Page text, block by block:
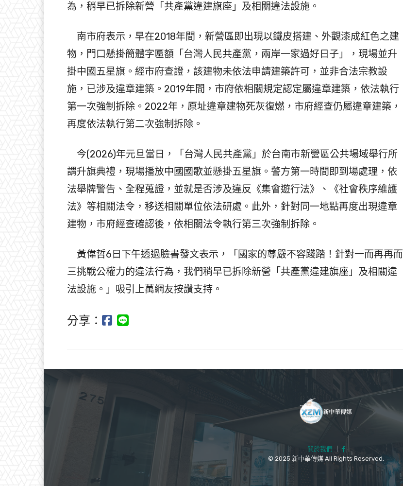
為，稍早已拆除新營「共產黨違建旗座」及相關違法設施。
南市府表示，早在2018年間，新營區即出現以鐵皮搭建、外觀漆成紅色之建
物，門口懸掛簡體字匾額「台灣人民共產黨，兩岸一家過好日子」，現場並升
掛中國五星旗。經市府查證，該建物未依法申請建築許可，並非合法宗教設
施，已涉及違章建築。2019年間，市府依相關規定認定屬違章建築，依法執行
第一次強制拆除。2022年，原址違章建物死灰復燃，市府經查仍屬違章建築，
再度依法執行第二次強制拆除。
今(2026)年元旦當日，「台灣人民共產黨」於台南市新營區公共場域舉行所
謂升旗典禮，現場播放中國國歌並懸掛五星旗。警方第一時間即到場處理，依
法舉牌警告、全程蒐證，並就是否涉及違反《集會遊行法》、《社會秩序維護
法》等相關法令，移送相關單位依法研處。此外，針對同一地點再度出現違章
建物，市府經查確認後，依相關法令執行第三次強制拆除。
黃偉哲6日下午透過臉書發文表示，「國家的尊嚴不容踐踏！針對一而再再而
三挑戰公權力的違法行為，我們稍早已拆除新營「共產黨違建旗座」及相關違
法設施。」吸引上萬網友按讚支持。
分享：
關於我們
© 2025 新中華傳媒 All Rights Reserved.